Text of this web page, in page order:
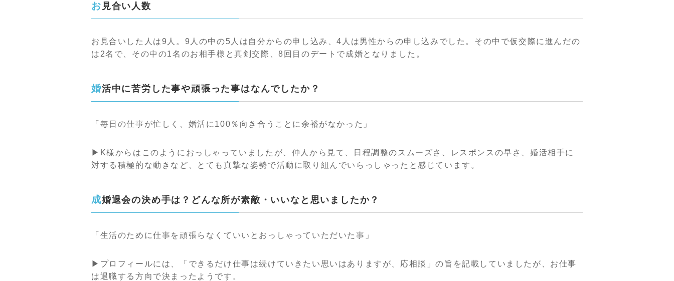
お見合い人数
お見合いした人は9人。9人の中の5人は自分からの申し込み、4人は男性からの申し込みでした。その中で仮交際に進んだの
は2名で、その中の1名のお相手様と真剣交際、8回目のデートで成婚となりました。
婚活中に苦労した事や頑張った事はなんでしたか？
「毎日の仕事が忙しく、婚活に100％向き合うことに余裕がなかった」
▶K様からはこのようにおっしゃっていましたが、仲人から見て、日程調整のスムーズさ、レスポンスの早さ、婚活相手に
対する積極的な動きなど、とても真摯な姿勢で活動に取り組んでいらっしゃったと感じています。
成婚退会の決め手は？どんな所が素敵・いいなと思いましたか？
「生活のために仕事を頑張らなくていいとおっしゃっていただいた事」
▶プロフィールには、「できるだけ仕事は続けていきたい思いはありますが、応相談」の旨を記載していましたが、お仕事
は退職する方向で決まったようです。